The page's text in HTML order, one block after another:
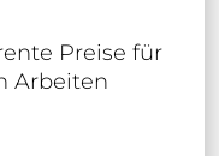
Preise für
Arbeiten